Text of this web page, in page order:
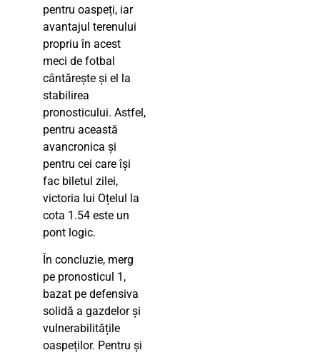
pentru oaspeți, iar
avantajul terenului
propriu în acest
meci de fotbal
cântărește și el la
stabilirea
pronosticului. Astfel,
pentru această
avancronica și
pentru cei care își
fac biletul zilei,
victoria lui Oțelul la
cota 1.54 este un
pont logic.
În concluzie, merg
pe pronosticul 1,
bazat pe defensiva
solidă a gazdelor și
vulnerabilitățile
oaspeților. Pentru și